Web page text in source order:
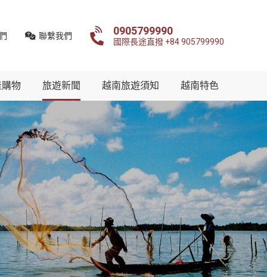
聯繫我們 0905799990
國際長途直撥 +84 905799990
物 旅遊新聞 越南旅遊須知 越南特色